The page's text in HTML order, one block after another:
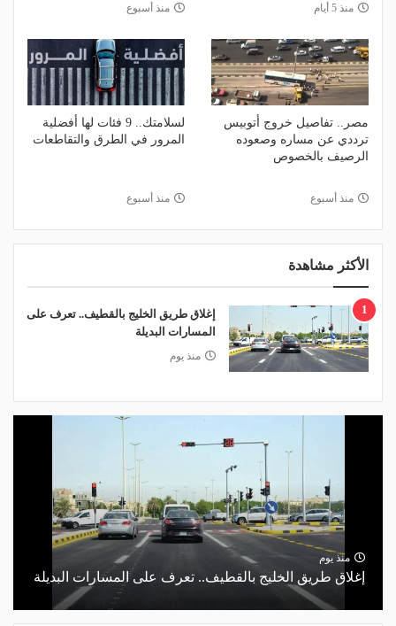
منذ 5 أيام منذ أسبوع
مصر.. تفاصيل خروج أتوبيس
ترددي عن مساره وصعوده
الرصيف بالخصوص
منذ أسبوع
لسلامتك.. 9 فئات لها أفضلية
المرور في الطرق والتقاطعات
منذ أسبوع
الأكثر مشاهدة
1
إغلاق طريق الخليج بالقطيف.. تعرف على
المسارات البديلة
منذ يوم
منذ يوم
إغلاق طريق الخليج بالقطيف.. تعرف على المسارات البديلة